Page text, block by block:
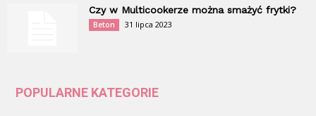
Czy w Multicookerze można smażyć frytki?
Beton 31 lipca 2023
POPULARNE KATEGORIE